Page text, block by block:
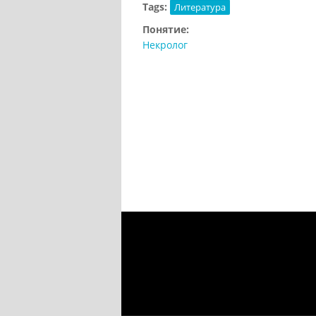
Tags: Литература
Понятие:
Некролог